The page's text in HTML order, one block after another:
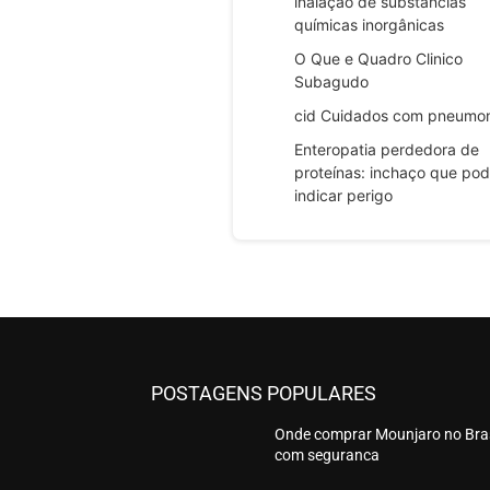
químicas inorgânicas
O Que e Quadro Clinico
Subagudo
cid Cuidados com
Enteropatia perdedora de
proteínas: inchaço que
indicar perigo
POSTAGENS POPULARES
Onde comprar Mounjaro no
com seguranca